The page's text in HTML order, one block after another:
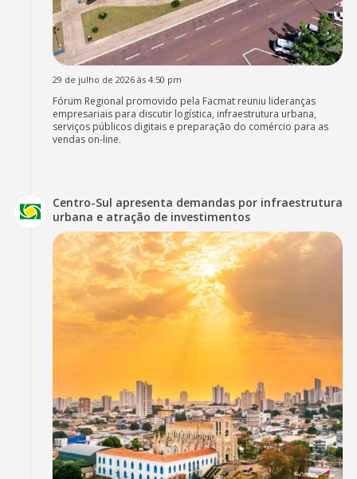
29 de julho de 2026 às 4:50 pm
Fórum Regional promovido pela Facmat reuniu lideranças
empresariais para discutir logística, infraestrutura urbana,
serviços públicos digitais e preparação do comércio para as
vendas on-line.
Centro-Sul apresenta demandas por infraestrutura
urbana e atração de investimentos